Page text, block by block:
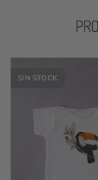
SIN STOCK